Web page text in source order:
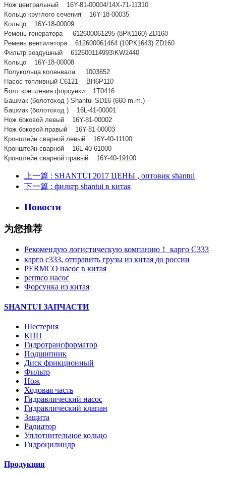
Нож центральный 16Y-81-00004/14X-71-11310
Кольцо круглого сечения 16Y-18-00035
Кольцо 16Y-18-00009
Ремень генератора 612600061295 (8РК1160) ZD160
Ремень вентилятора 612600061464 (10РК1643) ZD160
Фильтр воздушный 612600114993\KW2440
Кольцо 16Y-18-00008
Полукольца коленвала 1003652
Насос топливный С6121 BH6P110
Болт крепления форсунки 1T0416
Башмак (болотоход ) Shantui SD16 (660 m.m.)
Башмак (болотоход ) 16L-41-00001
Нож боковой левый 16Y-81-00002
Нож боковой правый 16Y-81-00003
Кронштейн сварной левый 16Y-40-11100
Кронштейн сварной 16L-40-61000
Кронштейн сварной правый 16Y-40-19100
上一篇 : SHANTUI 2017 ЦЕНЫ , оптовик shantui
下一篇 : фильтр shantui в китая
Новости
为您推荐
Рекомендую логистическую компанию！ карго C333
карго с333, отправить грузы из китая до россии
PERMCO насос в китая
permco насос
Форсунка из китая
SHANTUI ЗАПЧАСТИ
Шестерня
КПП
Гидротрансформатор
Подшипник
Диск фрикционный
Фильтр
Нож
Ходовая часть
Гидравлический насос
Гидравлический клапан
Защита
Радиатор
Уплотнительное кольцо
Гидроцилиндр
Продукция